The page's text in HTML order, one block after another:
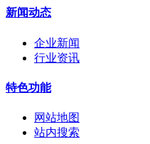
新闻动态
企业新闻
行业资讯
特色功能
网站地图
站内搜索